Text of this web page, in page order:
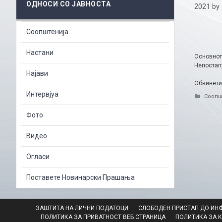
2021 by
ОДНОСИ СО ЈАВНОСТА
Соопштенија
Настани
Најави
Интервјуа
Фото
Видео
Огласи
Поставете Новинарски Прашања
ЗАШТИТА НА ЛИЧНИ ПОДАТОЦИ СЛОБОДЕН ПРИСТАП ДО
ПОЛИТИКА ЗА ПРИВАТНОСТ ВЕБ СТРАНИЦА
ПОЛИТИКА ЗА